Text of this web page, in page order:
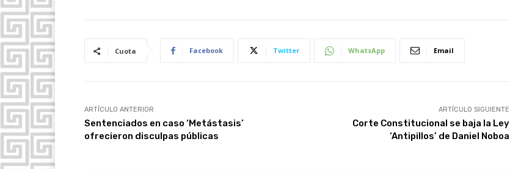
Cuota Facebook Twitter WhatsApp Email
ARTÍCULO ANTERIOR
Sentenciados en caso ‘Metástasis’
ofrecieron disculpas públicas
ARTÍCULO SIGUIENTE
Corte Constitucional se baja la Ley
‘Antipillos’ de Daniel Noboa